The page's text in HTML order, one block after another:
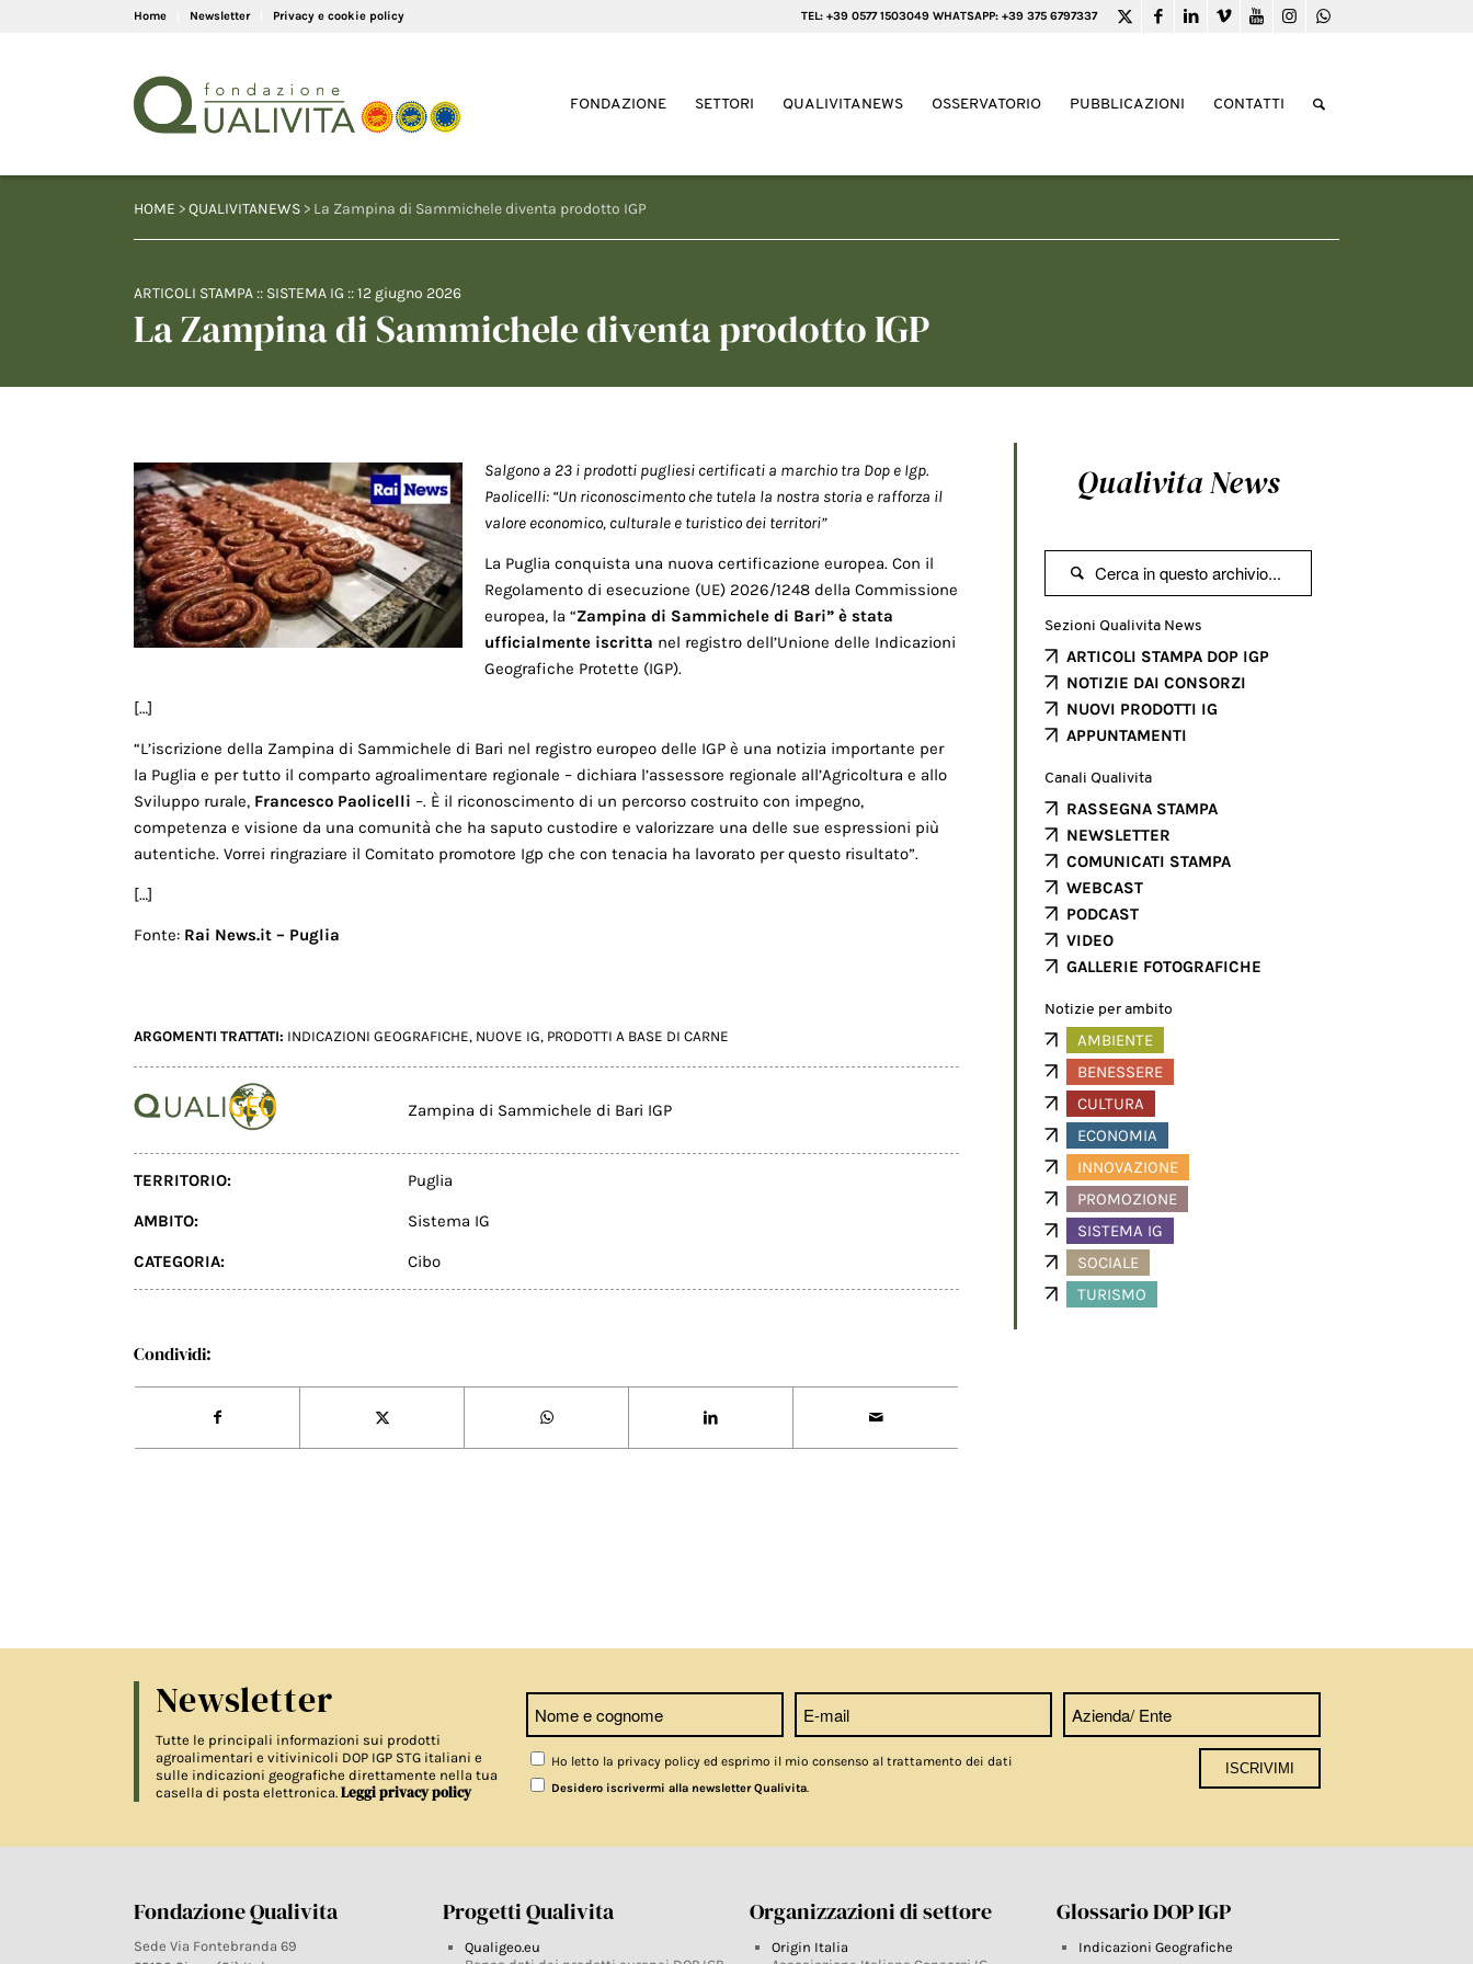
Home Newsletter Privacy e cookie policy TEL: +39 0577 1503049 WHATSAPP: +39 375 6797337
FONDAZIONE SETTORI QUALIVITANEWS OSSERVATORIO PUBBLICAZIONI CONTATTI
HOME >QUALIVITANEWS > La Zampina di Sammichele diventa prodotto IGP
ARTICOLI STAMPA :: SISTEMA IG ::12 giugno 2026
La Zampina di Sammichele diventa prodotto IGP
Salgono a 23 i prodotti pugliesi certificati a marchio tra Dop e Igp.
Paolicelli: “Un riconoscimento che tutela la nostra storia e rafforza il
valore economico, culturale e turistico dei territori”
La Puglia conquista una nuova certificazione europea. Con il
Regolamento di esecuzione (UE) 2026/1248 della Commissione
europea, la “Zampina di Sammichele di Bari” è stata
ufficialmente iscritta nel registro dell’Unione delle Indicazioni
Geografiche Protette (IGP).
[…]
“L’iscrizione della Zampina di Sammichele di Bari nel registro europeo delle IGP è una notizia importante per
la Puglia e per tutto il comparto agroalimentare regionale – dichiara l’assessore regionale all’Agricoltura e allo
Sviluppo rurale, Francesco Paolicelli –. È il riconoscimento di un percorso costruito con impegno,
competenza e visione da una comunità che ha saputo custodire e valorizzare una delle sue espressioni più
autentiche. Vorrei ringraziare il Comitato promotore Igp che con tenacia ha lavorato per questo risultato”.
[…]
Fonte: Rai News.it – Puglia
ARGOMENTI TRATTATI: INDICAZIONI GEOGRAFICHE, NUOVE IG, PRODOTTI A BASE DI CARNE
Zampina di Sammichele di Bari IGP
TERRITORIO: Puglia
AMBITO: Sistema IG
CATEGORIA: Cibo
Condividi:
Qualivita News

Sezioni Qualivita News
ARTICOLI STAMPA DOP IGP
NOTIZIE DAI CONSORZI
NUOVI PRODOTTI IG
APPUNTAMENTI
Canali Qualivita
RASSEGNA STAMPA
NEWSLETTER
COMUNICATI STAMPA
WEBCAST
PODCAST
VIDEO
GALLERIE FOTOGRAFICHE
Notizie per ambito
AMBIENTE
BENESSERE
CULTURA
ECONOMIA
INNOVAZIONE
PROMOZIONE
SISTEMA IG
SOCIALE
TURISMO
Newsletter
Tutte le principali informazioni sui prodotti
agroalimentari e vitivinicoli DOP IGP STG italiani e
sulle indicazioni geografiche direttamente nella tua
casella di posta elettronica. Leggi privacy policy
Ho letto la privacy policy ed esprimo il mio consenso al trattamento dei dati
Desidero iscrivermi alla newsletter Qualivita
Fondazione Qualivita
Sede Via Fontebranda 69
Progetti Qualivita
Qualigeo.eu
Organizzazioni di settore
Origin Italia
Glossario DOP IGP
Indicazioni Geografiche